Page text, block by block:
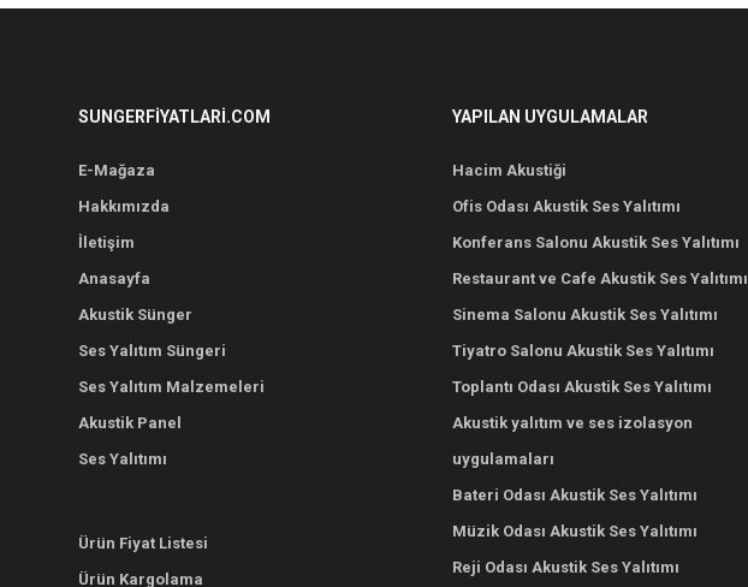
SUNGERFIYATLARI.COM
E-Mağaza
Hakkımızda
İletişim
Anasayfa
Akustik Sünger
Ses Yalıtım Süngeri
Ses Yalıtım Malzemeleri
Akustik Panel
Ses Yalıtımı
Ürün Fiyat Listesi
Ürün Kargolama
YAPILAN UYGULAMALAR
Hacim Akustiği
Ofis Odası Akustik Ses Yalıtımı
Konferans Salonu Akustik Ses Yalıtımı
Restaurant ve Cafe Akustik Ses Yalıtımı
Sinema Salonu Akustik Ses Yalıtımı
Tiyatro Salonu Akustik Ses Yalıtımı
Toplantı Odası Akustik Ses Yalıtımı
Akustik yalıtım ve ses izolasyon
uygulamaları
Bateri Odası Akustik Ses Yalıtımı
Müzik Odası Akustik Ses Yalıtımı
Reji Odası Akustik Ses Yalıtımı